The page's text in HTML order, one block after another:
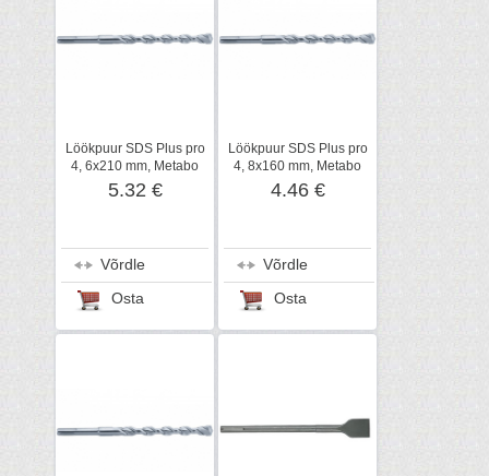
Löökpuur SDS Plus pro
4, 6x210 mm, Metabo
5.32 €
Võrdle
Osta
Löökpuur SDS Plus pro
4, 8x160 mm, Metabo
4.46 €
Võrdle
Osta